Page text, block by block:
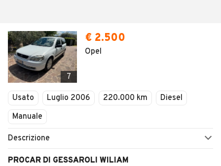
7
€ 2.500
Opel
Usato Luglio 2006 220.000 km
Diesel
Manuale
Descrizione
PROCAR DI GESSAROLI WILIAM